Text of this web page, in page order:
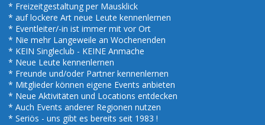
* Freizeitgestaltung per Mausklick
* auf lockere Art neue Leute kennenlernen
* Eventleiter/-in ist immer mit vor Ort
* Nie mehr Langeweile an Wochenenden
* KEIN Singleclub - KEINE Anmache
* Neue Leute kennenlernen
* Freunde und/oder Partner kennenlernen
* Mitglieder können eigene Events anbieten
* Neue Aktivitäten und Locations entdecken
* Auch Events anderer Regionen nutzen
* Seriös - uns gibt es bereits seit 1983 !